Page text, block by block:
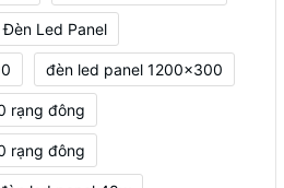
Đèn Led Panel
đèn led panel 1200x300
rạng đông
rạng đông